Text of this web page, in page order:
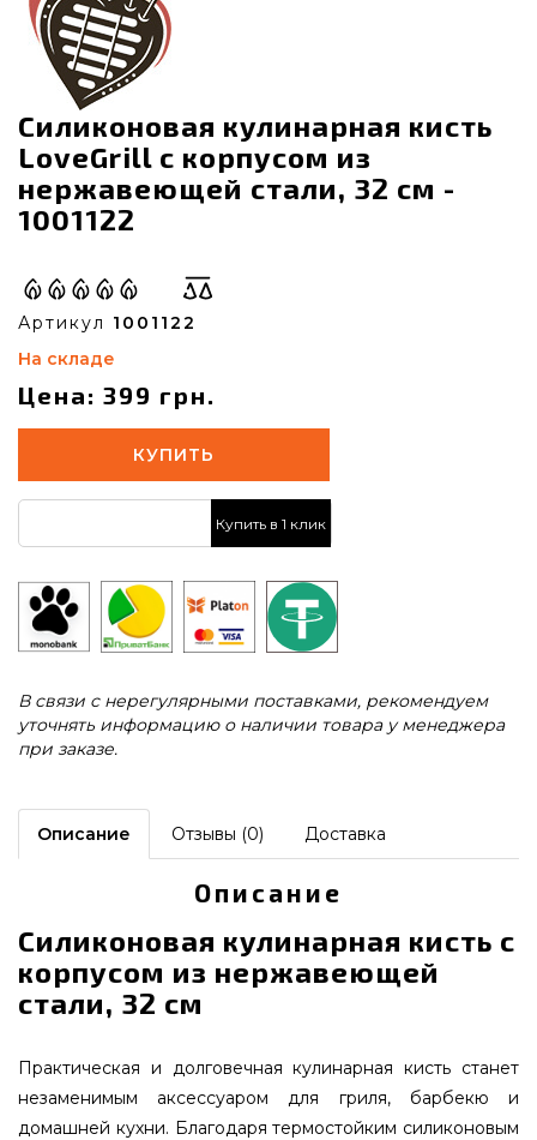
Силиконовая кулинарная кисть
LoveGrill с корпусом из
нержавеющей стали, 32 см -
1001122
Артикул 1001122
На складе
Цена: 399 грн.
КУПИТЬ
Купить в 1 клик
В связи с нерегулярными поставками, рекомендуем
уточнять информацию о наличии товара у менеджера
при заказе.
Описание Отзывы (0) Доставка
Описание
Силиконовая кулинарная кисть с
корпусом из нержавеющей
стали, 32 см
Практическая и долговечная кулинарная кисть станет
незаменимым аксессуаром для гриля, барбекю и
домашней кухни. Благодаря термостойким силиконовым